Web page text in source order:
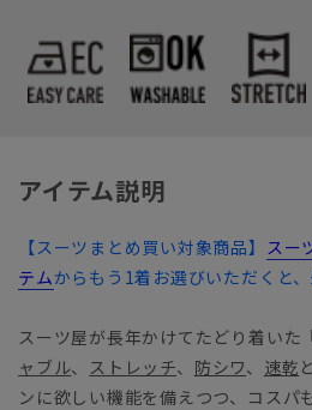
アイテム説明
【スーツまとめ買い対象商品】 スー
テムからもう1着お選びいただく
スーツ屋が長年かけてたどり着いた
ャブル、 ストレッチ、 防シワ、 速乾
ンに欲しい機能を備えつつ、コスパ